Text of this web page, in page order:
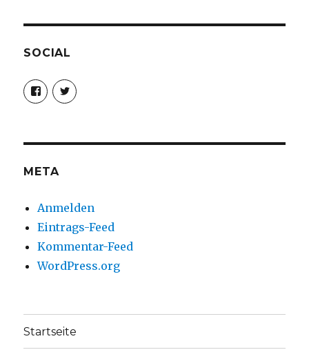
SOCIAL
Profil
von
christoph.fleischer1
anzeigen
Profil
von
anzeigen
META
Anmelden
Eintrags-Feed
Kommentar-Feed
WordPress.org
Startseite